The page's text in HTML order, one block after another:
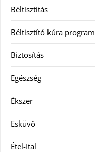
Béltisztítás
Béltisztító kúra program
Biztosítás
Egészség
Ékszer
Esküvő
Étel-Ital